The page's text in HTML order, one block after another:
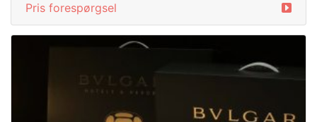
Pris forespørgsel